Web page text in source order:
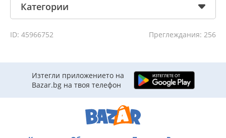
Категории
ID: 45966752 Преглеждания: 256
Изтегли приложението на
Bazar.bg на твоя телефон